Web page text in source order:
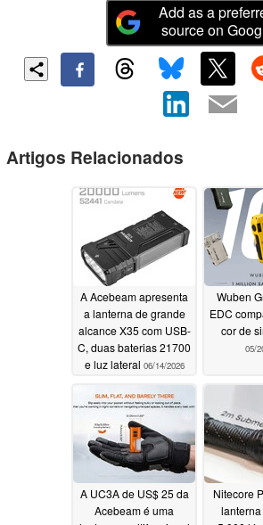
Add as a
source on
Artigos Relacionados
A Acebeam apresenta
a lanterna de grande
alcance X35 com USB-
C, duas baterias 21700
e luz lateral 06/14/2026
Wuben
EDC
cor de
05/
A UC3A de US$ 25 da
Acebeam é uma
Nitecore